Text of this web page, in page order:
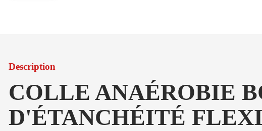
Description
COLLE ANAÉROBIE
D'ÉTANCHÉITÉ